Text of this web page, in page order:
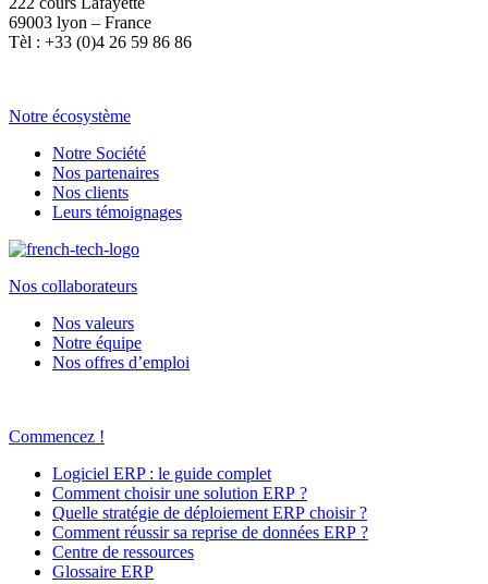
69003 lyon – France
Tèl : +33 (0)4 26 59 86 86
Notre écosystème
Notre Société
Nos partenaires
Nos clients
Leurs témoignages
Nos collaborateurs
Nos valeurs
Notre équipe
Nos offres d’emploi
Commencez !
Logiciel ERP : le guide complet
Comment choisir une solution ERP ?
Quelle stratégie de déploiement ERP choisir ?
Comment réussir sa reprise de données ERP ?
Centre de ressources
Glossaire ERP